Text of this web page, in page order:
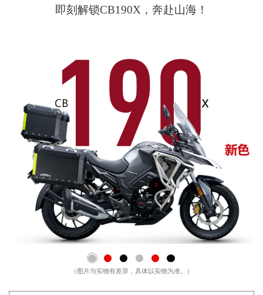
即刻解锁CB190X，奔赴山海！
（图片与实物有差异，具体以实物为准。）